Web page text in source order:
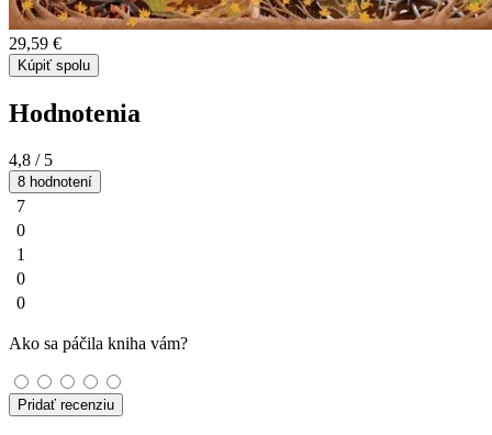
29,59 €
Kúpiť spolu
Hodnotenia
4,8 / 5
8 hodnotení
7
0
1
0
0
Ako sa páčila kniha vám?
Pridať recenziu